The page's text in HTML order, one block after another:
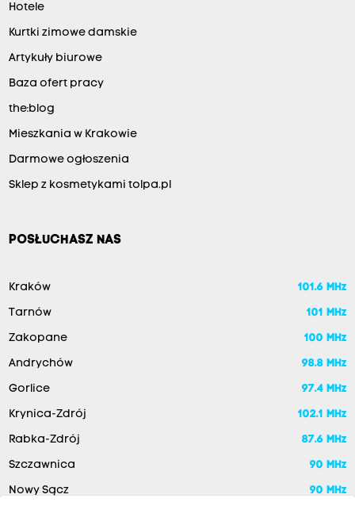
Hotele
Kurtki zimowe damskie
Artykuły biurowe
Baza ofert pracy
the:blog
Mieszkania w Krakowie
Darmowe ogłoszenia
Sklep z kosmetykami tolpa.pl
POSŁUCHASZ NAS
Kraków 101.6 MHz
Tarnów 101 MHz
Zakopane 100 MHz
Andrychów 98.8 MHz
Gorlice 97.4 MHz
Krynica-Zdrój 102.1 MHz
Rabka-Zdrój 87.6 MHz
Szczawnica 90 MHz
Nowy Sącz 90 MHz